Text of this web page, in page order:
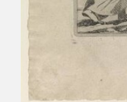
ACTUALIDAD